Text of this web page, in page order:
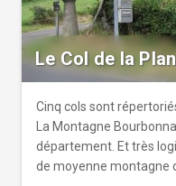
Le Col de la
Cinq cols sont
La Montagne
département. Et très
de moyenne montagne